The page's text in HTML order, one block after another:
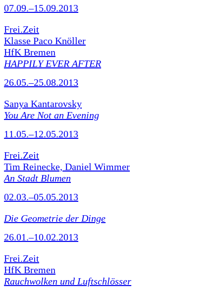
07.09.–15.09.2013
Frei.Zeit
Klasse Paco Knöller
HfK Bremen
HAPPILY EVER AFTER
26.05.–25.08.2013
Sanya Kantarovsky
You Are Not an Evening
11.05.–12.05.2013
Frei.Zeit
Tim Reinecke, Daniel Wimmer
An Stadt Blumen
02.03.–05.05.2013
Die Geometrie der Dinge
26.01.–10.02.2013
Frei.Zeit
HfK Bremen
Rauchwolken und Luftschlösser